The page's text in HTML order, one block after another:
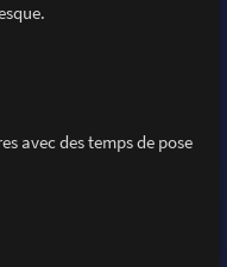
avec des temps de pose